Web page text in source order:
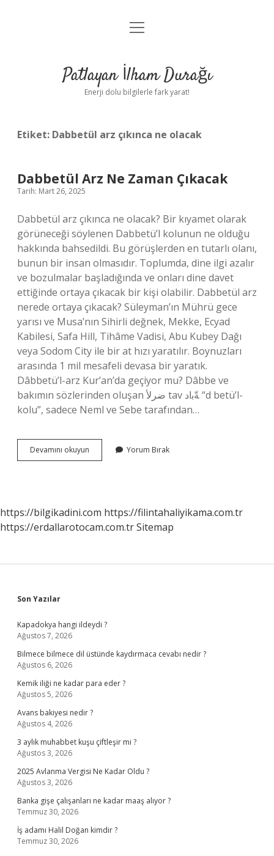
Anasayfa
Yasal Uyarı
menüyü
Patlayan İlham Durağı
Enerji dolu bilgilerle fark yarat!
Etiket: Dabbetül arz çıkınca ne olacak
Dabbetül Arz Ne Zaman Çıkacak
Tarih: Mart 26, 2025
Dabbetül arz çıkınca ne olacak? Bir kıyamet olarak
görüneceği söylenen Dabbetü’l kolunun ne olduğu
hakkında bahsedildi. Bu görüşlerden en tutarlı olanı,
bunun bir insan olmasıdır. Toplumda, dine ilgi azalır
ve bozulmalar başladığında ve onları dine davet
ettiğinde ortaya çıkacak bir kişi olabilir. Dabbetül arz
nerede ortaya çıkacak? Süleyman’ın Mührü gece
yarısı ve Musa’nın Sihirli değnek, Mekke, Ecyad
Kabilesi, Safa Hill, Tihâme Vadisi, Abu Kubey Dağı
veya Sodom City ile bir at hızı yaratılır. Boynuzları
arasında 1 mil mesafeli devasa bir yaratık.
Dâbbetü’l-arz Kur’an’da geçiyor mu? Dâbbe ve
bakımın sözlerinden oluşan ضرﻷ tav ﺔّﺑاد “d betü’l-
kolu”, sadece Neml ve Sebe tarafından…
Devamını okuyun Dabbetül
Arz
Yorum Bırak
https://bilgikadini.com https://filintahaliyikama.com.tr
https://erdallarotocam.com.trSitemap
Sidebar
Son Yazılar
Kapadokya hangi ildeydi ?
Ağustos 7, 2026
Bilmece bilmece dil üstünde kaydırmaca cevabı nedir ?
Ağustos 6, 2026
Kemik iliği ne kadar para eder ?
Ağustos 5, 2026
Avans bakiyesi nedir ?
Ağustos 4, 2026
3 aylık muhabbet kuşu çiftleşir mi ?
Ağustos 3, 2026
2025 Avlanma Vergisi Ne Kadar Oldu ?
Ağustos 3, 2026
Banka gişe çalışanları ne kadar maaş alıyor ?
Temmuz 30, 2026
İş adamı Halil Doğan kimdir ?
Temmuz 30, 2026